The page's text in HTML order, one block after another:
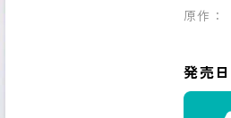
原作：
発売日